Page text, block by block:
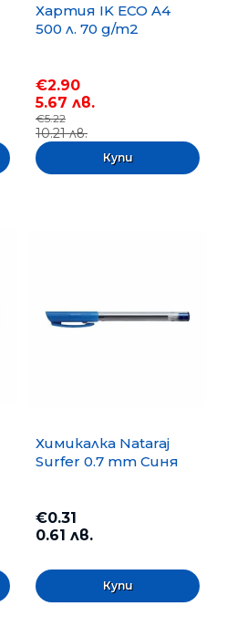
Хартия IK ECO A4
500 л. 70 g/m2
€2.90
5.67 лв.
€5.22
10.21 лв.
Химикалка Nataraj
Surfer 0.7 mm Синя
€0.31
0.61 лв.